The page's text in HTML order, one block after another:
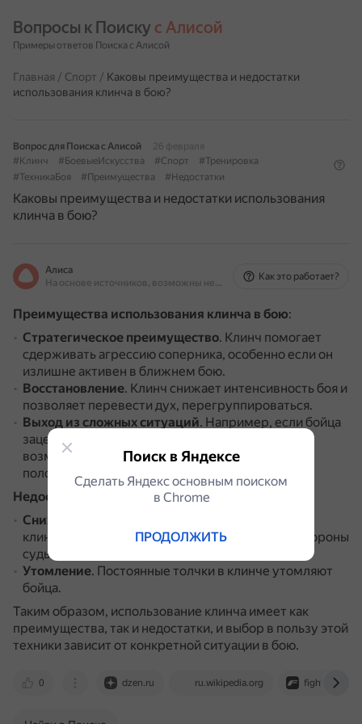
Вопросы к Поиску с Алисой
Примеры ответов Поиска с Алисой
Главная / Спорт / Каковы преимущества и недостатки
использования клинча в бою?
Вопрос для Поиска с Алисой
26 февраля
#Клинч
#БоевыеИскусства #Спорт
#Тренировка
#ТехникаБоя
#Преимущества #Недостатки
Каковы преимущества и недостатки использования
клинча в бою?
Алиса
На основе источников, возможны неточности
Как это работает?
Преимущества использования клинча в бою:
Стратегическое преимущество. Клинч помогает
сдерживать агрессию соперника, особенно если он
излишне активен в ближнем бою.
Восстановление. Клинч снижает интенсивность боя и
позволяет перевести дух, перегруппироваться.
Выход из сложных ситуаций. Например, если бойца
зацепят за канаты или зажмут в углу, клинч даёт
возможность безопасно выйти из невыгодного
положения.
Недостатки использования клинча в бою
Снижение темпа и динамичности боя
клинчи могут вести к штрафным санкциям со стороны
судьи.
Утомление. Постоянные толчки в клинче утомляют
бойца.
Таким образом, использование клинча имеет как
преимущества, так и недостатки, и выбор в пользу этой
техники зависит от конкретной ситуации в бою.
0 dzen.ru ru.wikipedia.org fight.ru
Поиск в Яндексе
Сделать Яндекс основным поиском
в Сhrome
ПРОДОЛЖИТЬ